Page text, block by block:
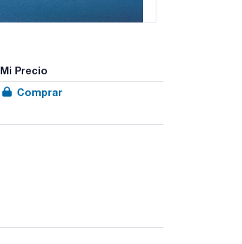
Mi Precio
Comprar